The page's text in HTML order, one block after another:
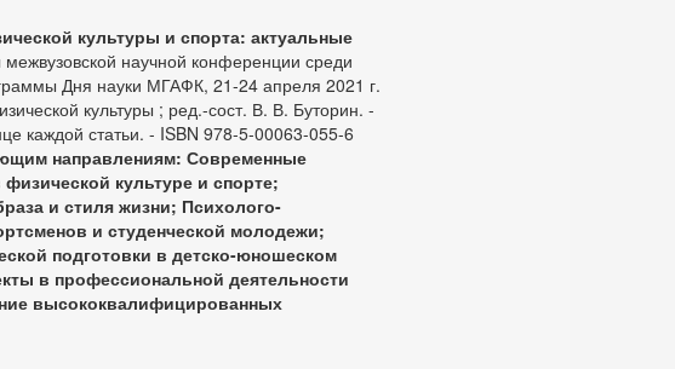
культуры и спорта: актуальные
научной конференции среди
Дня науки МГАФК, 21-24 апреля 2021 г.
культуры ; ред.-сост. В. В. Буторин. -
каждой статьи. - ISBN 978-5-00063-055-6
направлениям: Современные
культуре и спорте;
и стиля жизни; Психолого-
и студенческой молодежи;
подготовки в детско-юношеском
в профессиональной деятельности
высококвалифицированных